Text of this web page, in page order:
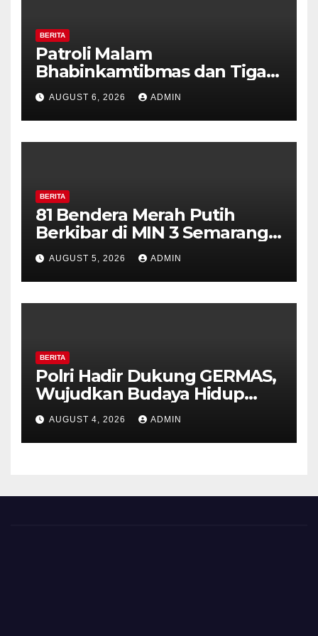
BERITA
Patroli Malam
Bhabinkamtibmas dan Tiga
Pilar Kelurahan Ungaran
Perkuat Kamtibmas, Warga
Diajak Aktifkan Ronda
AUGUST 6, 2026 ADMIN
BERITA
81 Bendera Merah Putih
Berkibar di MIN 3 Semarang,
Bhabinkamtibmas Desa
Timpik Hadiri Peringatan
HUT ke-81 Kemerdekaan RI
AUGUST 5, 2026 ADMIN
BERITA
Polri Hadir Dukung GERMAS,
Wujudkan Budaya Hidup
Sehat di Kecamatan Pabelan
AUGUST 4, 2026 ADMIN